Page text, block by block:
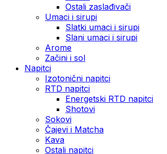
Ostali zaslađivači
Umaci i sirupi
Slatki umaci i sirupi
Slani umaci i sirupi
Arome
Začini i sol
Napitci
Izotonični napitci
RTD napitci
Energetski RTD napitci
Shotovi
Sokovi
Čajevi i Matcha
Kava
Ostali napitci